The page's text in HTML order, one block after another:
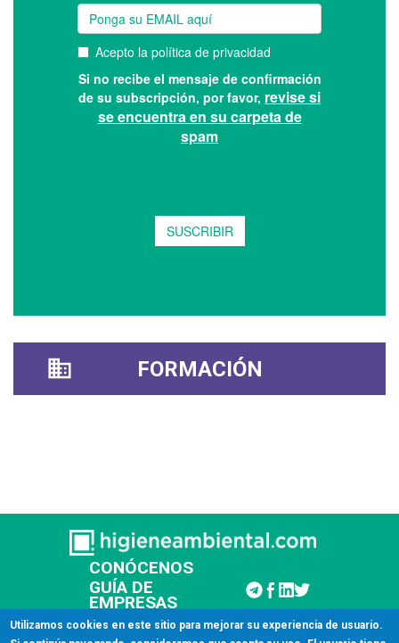
FORMACIÓN
CONÓCENOS
GUÍA DE
EMPRESAS
CONTACTAR
Utilizamos cookies en este sitio para mejorar su experiencia de usuario.